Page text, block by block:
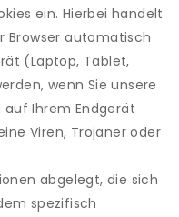
ein. Hierbei handelt
Browser automatisch
(Laptop, Tablet,
wenn Sie unsere
Ihrem Endgerät
Viren, Trojaner oder
abgelegt, die sich
spezifisch